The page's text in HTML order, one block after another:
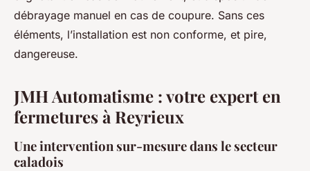
débrayage manuel en cas de coupure. Sans ces
éléments, l’installation est non conforme, et pire,
dangereuse.
JMH Automatisme : votre expert en
fermetures à Reyrieux
Une intervention sur-mesure dans le secteur
caladois